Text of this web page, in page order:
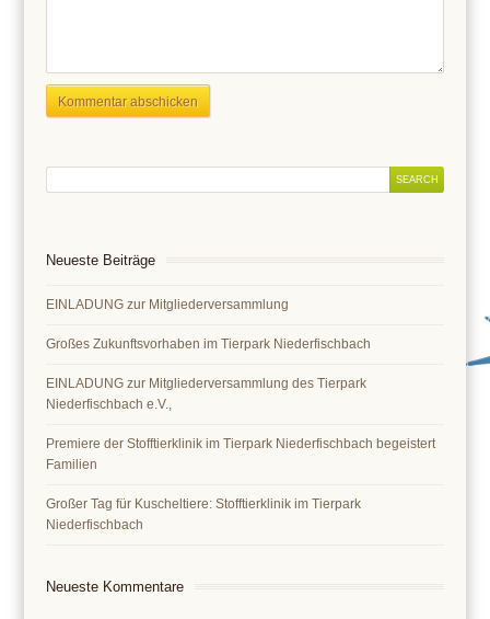
Neueste Beiträge
EINLADUNG zur Mitgliederversammlung
Großes Zukunftsvorhaben im Tierpark Niederfischbach
EINLADUNG zur Mitgliederversammlung des Tierpark
Niederfischbach e.V.,
Premiere der Stofftierklinik im Tierpark Niederfischbach begeistert
Familien
Großer Tag für Kuscheltiere: Stofftierklinik im Tierpark
Niederfischbach
Neueste Kommentare